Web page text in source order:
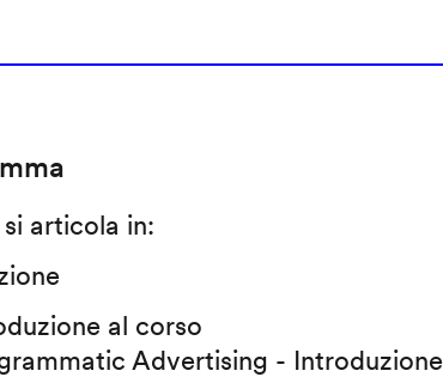
articola in:
al corso
Advertising - Introduzione